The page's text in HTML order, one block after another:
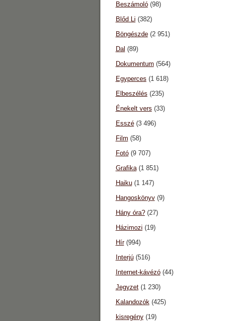
Beszámoló(98)
Blőd Li (382)
Böngészde(2 951)
Dal (89)
Dokumentum (564)
Egyperces (1 618)
Elbeszélés (235)
Énekelt vers (33)
Esszé(3 496)
Film (58)
Fotó(9 707)
Grafika(1 851)
Haiku(1 147)
Hangoskönyv(9)
Hány óra?(27)
Házimozi (19)
Hír(994)
Interjú(516)
Internet-kávézó(44)
Jegyzet(1 230)
Kalandozók(425)
kisregény(19)